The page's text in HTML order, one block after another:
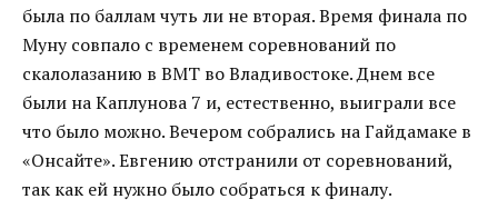
была по баллам чуть ли не вторая. Время финала по
Муну совпало с временем соревнований по
скалолазанию в ВМТ во Владивостоке. Днем все
были на Каплунова 7 и, естественно, выиграли все
что было можно. Вечером собрались на Гайдамаке в
«Онсайте». Евгению отстранили от соревнований,
так как ей нужно было собраться к финалу.